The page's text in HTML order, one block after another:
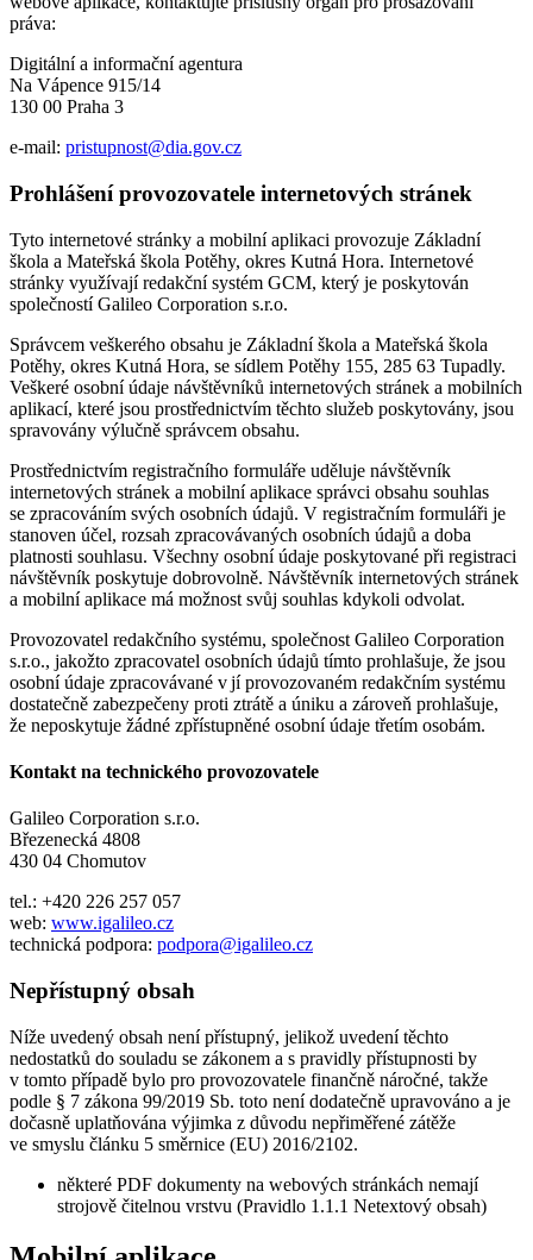
práva:
Digitální a informační agentura
Na Vápence 915/14
130 00 Praha 3
e-mail: pristupnost@dia.gov.cz
Prohlášení provozovatele internetových stránek
Tyto internetové stránky a mobilní aplikaci provozuje Základní
škola a Mateřská škola Potěhy, okres Kutná Hora. Internetové
stránky využívají redakční systém GCM, který je poskytován
společností Galileo Corporation s.r.o.
Správcem veškerého obsahu je Základní škola a Mateřská škola
Potěhy, okres Kutná Hora, se sídlem Potěhy 155, 285 63 Tupadly.
Veškeré osobní údaje návštěvníků internetových stránek a mobilních
aplikací, které jsou prostřednictvím těchto služeb poskytovány, jsou
spravovány výlučně správcem obsahu.
Prostřednictvím registračního formuláře uděluje návštěvník
internetových stránek a mobilní aplikace správci obsahu souhlas
se zpracováním svých osobních údajů. V registračním formuláři je
stanoven účel, rozsah zpracovávaných osobních údajů a doba
platnosti souhlasu. Všechny osobní údaje poskytované při registraci
návštěvník poskytuje dobrovolně. Návštěvník internetových stránek
a mobilní aplikace má možnost svůj souhlas kdykoli odvolat.
Provozovatel redakčního systému, společnost Galileo Corporation
s.r.o., jakožto zpracovatel osobních údajů tímto prohlašuje, že jsou
osobní údaje zpracovávané v jí provozovaném redakčním systému
dostatečně zabezpečeny proti ztrátě a úniku a zároveň prohlašuje,
že neposkytuje žádné zpřístupněné osobní údaje třetím osobám.
Kontakt na technického provozovatele
Galileo Corporation s.r.o.
Březenecká 4808
430 04 Chomutov
tel.: +420 226 257 057
web: www.igalileo.cz
technická podpora: podpora@igalileo.cz
Nepřístupný obsah
Níže uvedený obsah není přístupný, jelikož uvedení těchto
nedostatků do souladu se zákonem a s pravidly přístupnosti by
v tomto případě bylo pro provozovatele finančně náročné, takže
podle § 7 zákona 99/2019 Sb. toto není dodatečně upravováno a je
dočasně uplatňována výjimka z důvodu nepřiměřené zátěže
ve smyslu článku 5 směrnice (EU) 2016/2102.
některé PDF dokumenty na webových stránkách nemají
strojově čitelnou vrstvu (Pravidlo 1.1.1 Netextový obsah)